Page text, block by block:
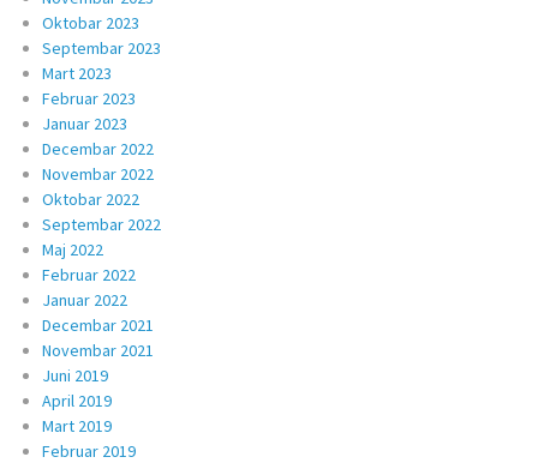
Oktobar 2023
Septembar 2023
Mart 2023
Februar 2023
Januar 2023
Decembar 2022
Novembar 2022
Oktobar 2022
Septembar 2022
Maj 2022
Februar 2022
Januar 2022
Decembar 2021
Novembar 2021
Juni 2019
April 2019
Mart 2019
Februar 2019